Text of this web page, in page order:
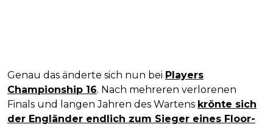
Genau das änderte sich nun bei Players
Championship 16. Nach mehreren verlorenen
Finals und langen Jahren des Wartens krönte sich
der Engländer endlich zum Sieger eines Floor-